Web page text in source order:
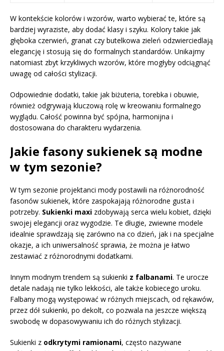
W kontekście kolorów i wzorów, warto wybierać te, które są
bardziej wyraziste, aby dodać klasy i szyku. Kolory takie jak
głęboka czerwień, granat czy butelkowa zieleń odzwierciedlają
elegancję i stosują się do formalnych standardów. Unikajmy
natomiast zbyt krzykliwych wzorów, które mogłyby odciągnąć
uwagę od całości stylizacji.
Odpowiednie dodatki, takie jak biżuteria, torebka i obuwie,
również odgrywają kluczową rolę w kreowaniu formalnego
wyglądu. Całość powinna być spójna, harmonijna i
dostosowana do charakteru wydarzenia.
Jakie fasony sukienek są modne
w tym sezonie?
W tym sezonie projektanci mody postawili na różnorodność
fasonów sukienek, które zaspokajają różnorodne gusta i
potrzeby. Sukienki maxi zdobywają serca wielu kobiet, dzięki
swojej elegancji oraz wygodzie. Te długie, zwiewne modele
idealnie sprawdzają się zarówno na co dzień, jak i na specjalne
okazje, a ich uniwersalność sprawia, że można je łatwo
zestawiać z różnorodnymi dodatkami.
Innym modnym trendem są sukienki z falbanami. Te urocze
detale nadają nie tylko lekkości, ale także kobiecego uroku.
Falbany mogą występować w różnych miejscach, od rękawów,
przez dół sukienki, po dekolt, co pozwala na jeszcze większą
swobodę w dopasowywaniu ich do różnych stylizacji.
Sukienki z odkrytymi ramionami, często nazywane